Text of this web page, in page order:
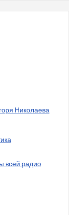
Николаева
всей радио